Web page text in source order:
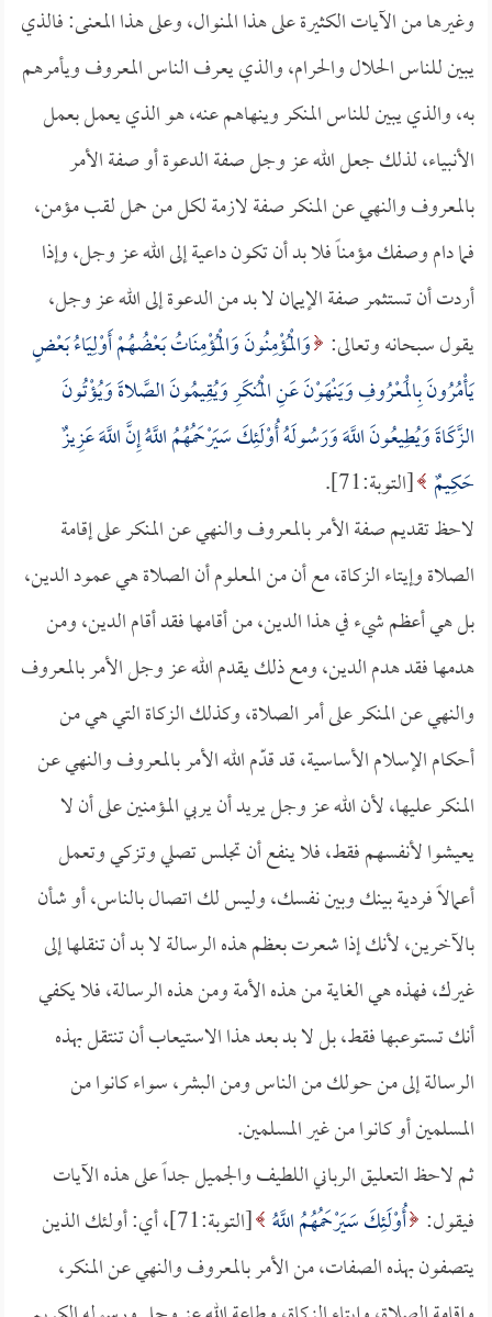
وغيرها من الآيات الكثيرة على هذا المنوال، وعلى هذا المعنى: فالذي
يبين للناس الحلال والحرام، والذي يعرف الناس المعروف ويأمرهم
به، والذي يبين للناس المنكر وينهاهم عنه، هو الذي يعمل بعمل
الأنبياء، لذلك جعل الله عز وجل صفة الدعوة أو صفة الأمر
بالمعروف والنهي عن المنكر صفة لازمة لكل من حمل لقب مؤمن،
فما دام وصفك مؤمناً فلا بد أن تكون داعية إلى الله عز وجل، وإذا
أردت أن تستثمر صفة الإيمان لا بد من الدعوة إلى الله عز وجل،
يقول سبحانه وتعالى: وَالْمُؤْمِنُونَ وَالْمُؤْمِنَاتُ بَعْضُهُمْ أَوْلِيَاءُ بَعْضٍ
يَأْمُرُونَ بِالْمَعْرُوفِ وَيَنْهَوْنَ عَنِ الْمُنكَرِ وَيُقِيمُونَ الصَّلاةَ وَيُؤْتُونَ
الزَّكَاةَ وَيُطِيعُونَ اللَّهَ وَرَسُولَهُ أُوْلَئِكَ سَيَرْحَمُهُمُ اللَّهُ إِنَّ اللَّهَ عَزِيزٌ
حَكِيمٌ [التوبة:71].
لاحظ تقديم صفة الأمر بالمعروف والنهي عن المنكر على إقامة
الصلاة وإيتاء الزكاة، مع أن من المعلوم أن الصلاة هي عمود الدين،
بل هي أعظم شيء في هذا الدين، من أقامها فقد أقام الدين، ومن
هدمها فقد هدم الدين، ومع ذلك يقدم الله عز وجل الأمر بالمعروف
والنهي عن المنكر على أمر الصلاة، وكذلك الزكاة التي هي من
أحكام الإسلام الأساسية، قد قدّم الله الأمر بالمعروف والنهي عن
المنكر عليها، لأن الله عز وجل يريد أن يربي المؤمنين على أن لا
يعيشوا لأنفسهم فقط، فلا ينفع أن تجلس تصلي وتزكي وتعمل
أعمالاً فردية بينك وبين نفسك، وليس لك اتصال بالناس، أو شأن
بالآخرين، لأنك إذا شعرت بعظم هذه الرسالة لا بد أن تنقلها إلى
غيرك، فهذه هي الغاية من هذه الأمة ومن هذه الرسالة، فلا يكفي
أنك تستوعبها فقط، بل لا بد بعد هذا الاستيعاب أن تنتقل بهذه
الرسالة إلى من حولك من الناس ومن البشر، سواء كانوا من
المسلمين أو كانوا من غير المسلمين.
ثم لاحظ التعليق الرباني اللطيف والجميل جداً على هذه الآيات
فيقول: أُوْلَئِكَ سَيَرْحَمُهُمُ اللَّهُ
[التوبة:71]، أي: أولئك الذين
يتصفون بهذه الصفات، من الأمر بالمعروف والنهي عن المنكر،